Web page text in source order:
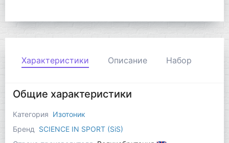
Характеристики Описание Набор
Общие характеристики
Категория Изотоник
Бренд
SCIENCE IN SPORT (SiS)